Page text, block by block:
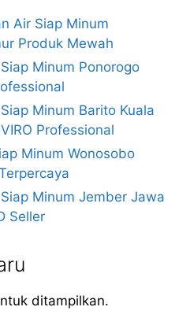
Air Siap Minum
Produk Mewah
Minum Ponorogo
Minum Barito Kuala
Professional
Minum Wonosobo
Minum Jember Jawa
Seller
ditampilkan.